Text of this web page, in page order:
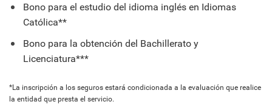
Bono para el estudio del idioma inglés en Idiomas
Católica**
Bono para la obtención del Bachillerato y
Licenciatura***
*La inscripción a los seguros estará condicionada a la evaluación que realice
la entidad que presta el servicio.